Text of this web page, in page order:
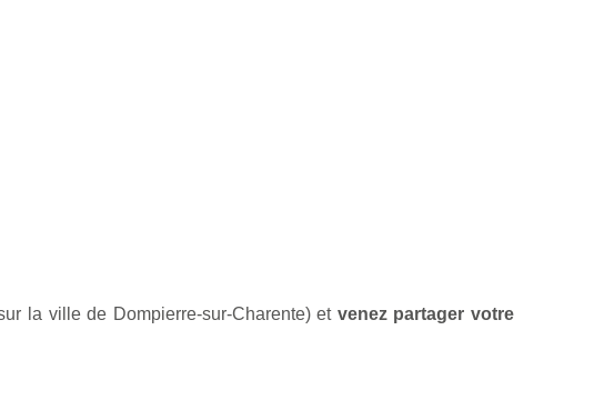
la ville de Dompierre-sur-Charente) et venez partager votre